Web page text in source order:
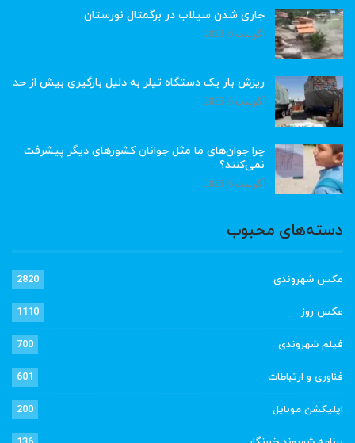
جاری شدن سیلاب در برگمتال نورستان
آگوست 6, 2026
ریزش بار یک دستگاه تیلر به دلیل بارگیری بیش از حد
آگوست 6, 2026
چرا جوان‌های ما مثل جوانان کشورهای دیگر پیشرفت
نمی‌کنند؟
آگوست 6, 2026
دسته‌های محبوب
عکس شهروندی 2820
عکس روز 1110
فیلم شهروندی 700
فناوری و ارتباطات 601
اپلیکشن موبایل 200